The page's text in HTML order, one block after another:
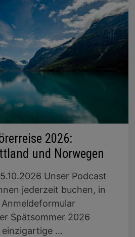
2026:
und Norwegen
Unser Podcast
jederzeit buchen, in
Spätsommer 2026
einzigartige …